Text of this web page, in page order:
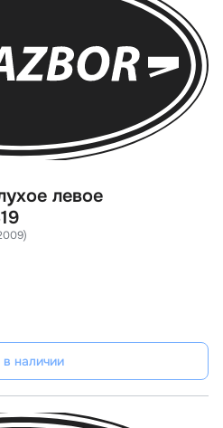
левое
в наличии